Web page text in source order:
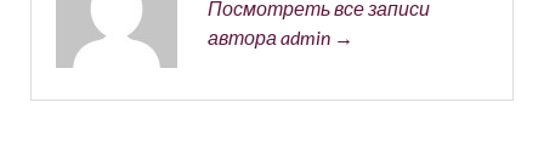
Посмотреть все записи
автора admin →